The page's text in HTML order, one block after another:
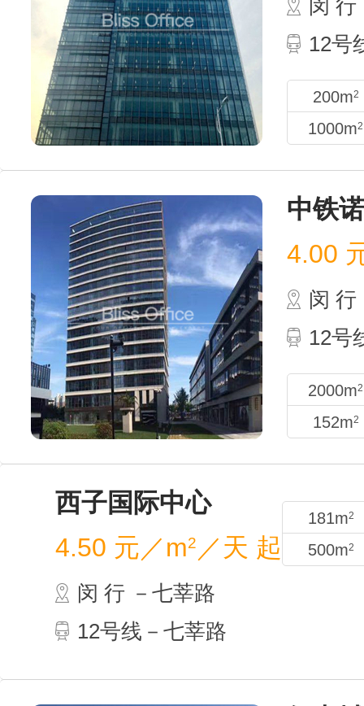
闵
12号
200m2
1000m2
中铁
4.00
闵 行
12号
2000m2
152m2
西子
4.50
181m2